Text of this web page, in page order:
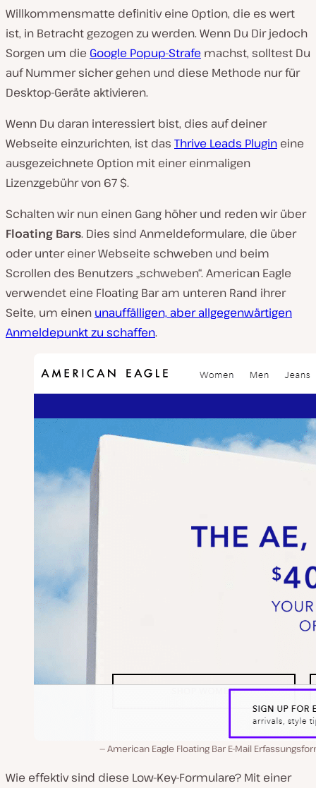
Willkommensmatte definitiv eine Option, die es wert
ist, in Betracht gezogen zu werden. Wenn Du Dir jedoch
Sorgen um die Google Popup-Strafe machst, solltest Du
auf Nummer sicher gehen und diese Methode nur für
Desktop-Geräte aktivieren.
Wenn Du daran interessiert bist, dies auf deiner
Webseite einzurichten, ist das Thrive Leads Plugin eine
ausgezeichnete Option mit einer einmaligen
Lizenzgebühr von 67 $.
Schalten wir nun einen Gang höher und reden wir über
Floating Bars. Dies sind Anmeldeformulare, die über
oder unter einer Webseite schweben und beim
Scrollen des Benutzers „schweben“. American Eagle
verwendet eine Floating Bar am unteren Rand ihrer
Seite, um einen unauffälligen, aber allgegenwärtigen
Anmeldepunkt zu schaffen.
American Eagle Floating Bar E-Mail
Wie effektiv sind diese Low-Key-Formulare? Mit einer